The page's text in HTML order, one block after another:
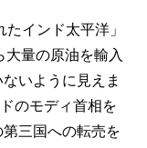
インド太平洋」
大量の原油を輸入
いように見えま
のモディ首相を
三国への転売を